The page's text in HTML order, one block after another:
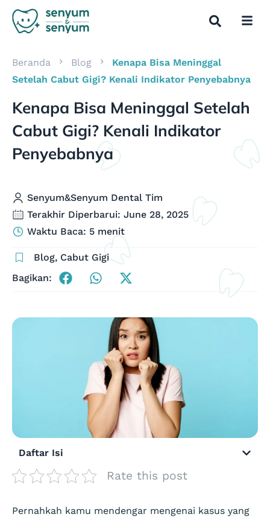
Beranda Blog
Kenapa Bisa Meninggal
Setelah Cabut Gigi? Kenali Indikator Penyebabnya
Kenapa Bisa Meninggal Setelah
Cabut Gigi? Kenali Indikator
Penyebabnya
Senyum&Senyum Dental Tim
Terakhir Diperbarui: June 28, 2025
Waktu Baca: 5 menit
Blog, Cabut Gigi
Bagikan:
Daftar Isi
Rate this post
Pernahkah kamu mendengar mengenai kasus yang